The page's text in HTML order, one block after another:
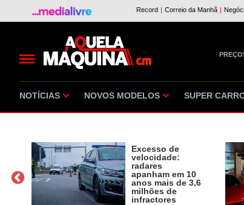
NOTÍCIAS NOVOS MODELOS SUPER
Excesso de
velocidade:
radares
apanham em 10
anos mais de 3,6
milhões de
infractores